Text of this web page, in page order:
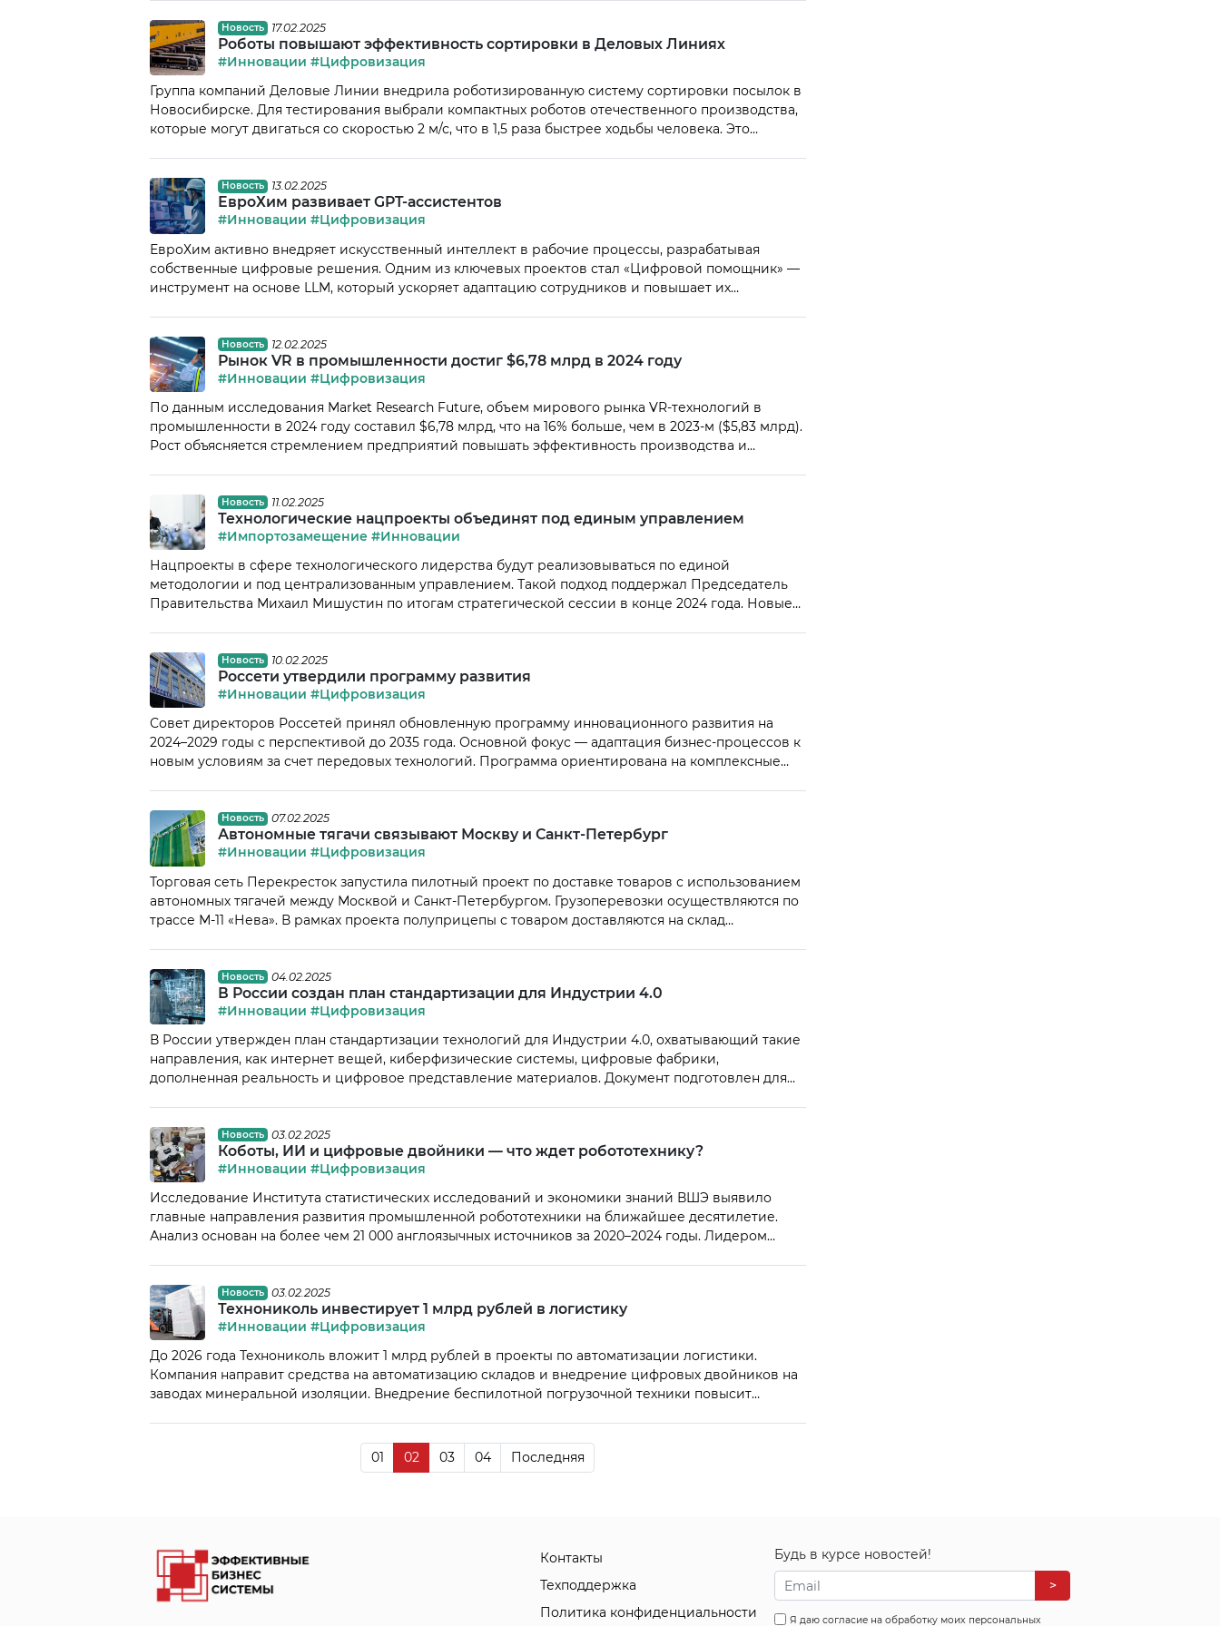
Новость 17.02.2025
Роботы повышают эффективность сортировки в Деловых Линиях
#Инновации #Цифровизация
Группа компаний Деловые Линии внедрила роботизированную систему сортировки посылок в
Новосибирске. Для тестирования выбрали компактных роботов отечественного производства,
которые могут двигаться со скоростью 2 м/с, что в 1,5 раза быстрее ходьбы человека. Это
производительность на 50%, […]
Новость 13.02.2025
ЕвроХим развивает GPT-ассистентов
#Инновации #Цифровизация
ЕвроХим активно внедряет искусственный интеллект в рабочие процессы, разрабатывая
собственные цифровые решения. Одним из ключевых проектов стал «Цифровой помощник» —
инструмент на основе LLM, который ускоряет адаптацию сотрудников и повышает их
значительного экономического […]
Новость 12.02.2025
Рынок VR в промышленности достиг $6,78 млрд в 2024 году
#Инновации #Цифровизация
По данным исследования Market Research Future, объем мирового рынка VR-технологий в
промышленности в 2024 году составил $6,78 млрд, что на 16% больше, чем в 2023-м ($5,83 млрд).
Рост объясняется стремлением предприятий повышать эффективность производства и
Новость 11.02.2025
Технологические нацпроекты объединят под единым управлением
#Импортозамещение #Инновации
Нацпроекты в сфере технологического лидерства будут реализовываться по единой
методологии и под централизованным управлением. Такой подход поддержал Председатель
Правительства Михаил Мишустин по итогам стратегической сессии в конце 2024 года. Новые
химию, средства производства и автоматизации, […]
Новость 10.02.2025
Россети утвердили программу развития
#Инновации #Цифровизация
Совет директоров Россетей принял обновленную программу инновационного развития на
2024–2029 годы с перспективой до 2035 года. Основной фокус — адаптация бизнес-процессов к
новым условиям за счет передовых технологий. Программа ориентирована на комплексные
Планируется запуск автоматизированных систем проектирования […]
Новость 07.02.2025
Автономные тягачи связывают Москву и Санкт-Петербург
#Инновации #Цифровизация
Торговая сеть Перекресток запустила пилотный проект по доставке товаров с использованием
автономных тягачей между Москвой и Санкт-Петербургом. Грузоперевозки осуществляются по
трассе М-11 «Нева». В рамках проекта полуприцепы с товаром доставляются на склад
Новость 04.02.2025
В России создан план стандартизации для Индустрии 4.0
#Инновации #Цифровизация
В России утвержден план стандартизации технологий для Индустрии 4.0, охватывающий такие
направления, как интернет вещей, киберфизические системы, цифровые фабрики,
дополненная реальность и цифровое представление материалов. Документ подготовлен для
разработан рабочей группой НТИ «Технет», […]
Новость 03.02.2025
Коботы, ИИ и цифровые двойники — что ждет робототехнику?
#Инновации #Цифровизация
Исследование Института статистических исследований и экономики знаний ВШЭ выявило
главные направления развития промышленной робототехники на ближайшее десятилетие.
Анализ основан на более чем 21 000 англоязычных источников за 2020–2024 годы. Лидером
автономнее. Третья […]
Новость 03.02.2025
Технониколь инвестирует 1 млрд рублей в логистику
#Инновации #Цифровизация
До 2026 года Технониколь вложит 1 млрд рублей в проекты по автоматизации логистики.
Компания направит средства на автоматизацию складов и внедрение цифровых двойников на
заводах минеральной изоляции. Внедрение беспилотной погрузочной техники повысит
01
02 03 04 Последняя
Контакты
Техподдержка
Политика конфиденциальности
Будь в курсе новостей!
>
Я даю согласие на обработку моих персональных